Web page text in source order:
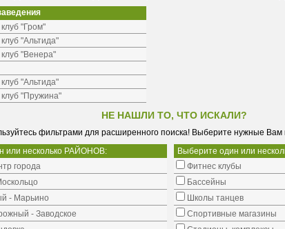
"Гром"
"Альтида"
"Венера"
"Альтида"
"Пружина"
НЕ НАШЛИ ТО, ЧТО ИСКАЛИ?
фильтрами для расширенного поиска! Выберите нужные Вам
или несколько РАЙОНОВ:
города
- Марьино
- Заводское
Выберите один или
Фитнес клубы
Бассейны
Школы танцев
Cпортивные магазины